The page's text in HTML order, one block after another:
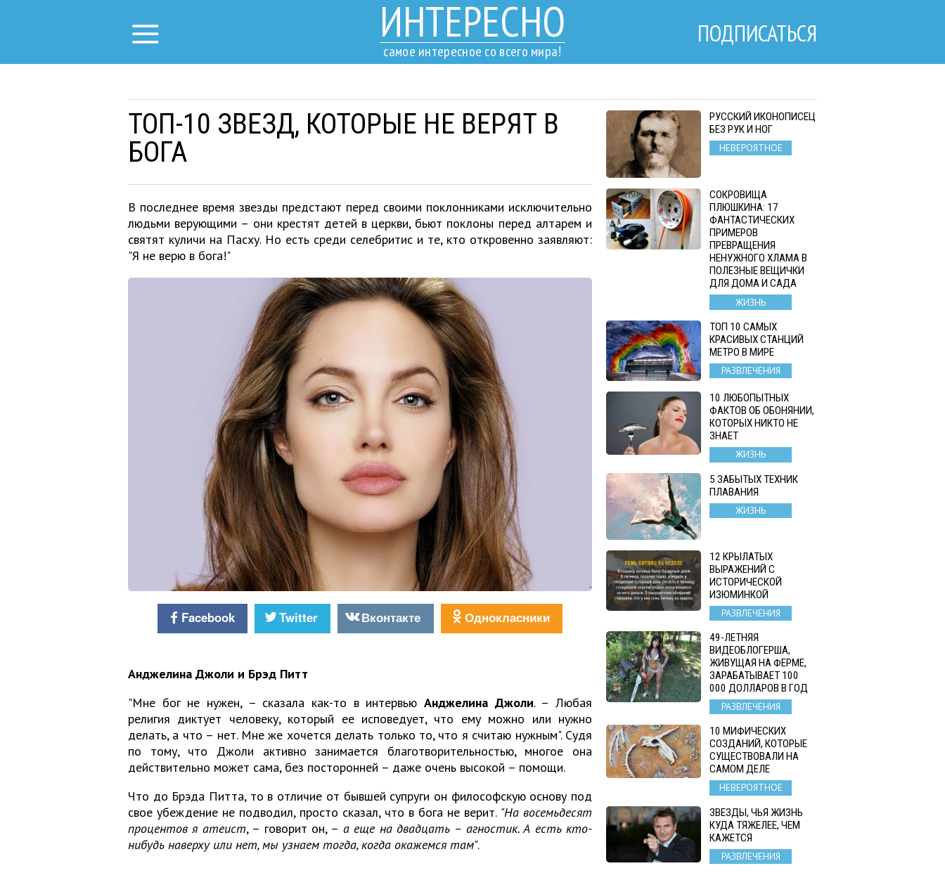
ИНТЕРЕСНО
самое интересное со всего мира!
ПОДПИСАТЬСЯ
ТОП-10 ЗВЕЗД, КОТОРЫЕ НЕ ВЕРЯТ В
БОГА
В последнее время звезды предстают перед своими поклонниками исключительно
людьми верующими – они крестят детей в церкви, бьют поклоны перед алтарем и
святят куличи на Пасху. Но есть среди селебритис и те, кто откровенно заявляют:
"Я не верю в бога!"
Facebook Twitter Вконтакте Однокласники
Анджелина Джоли и Брэд Питт
"Мне бог не нужен, – сказала как-то в интервью Анджелина Джоли. – Любая
религия диктует человеку, который ее исповедует, что ему можно или нужно
делать, а что – нет. Мне же хочется делать только то, что я считаю нужным". Судя
по тому, что Джоли активно занимается благотворительностью, многое она
действительно может сама, без посторонней – даже очень высокой – помощи.
Что до Брэда Питта, то в отличие от бывшей супруги он философскую основу под
свое убеждение не подводил, просто сказал, что в бога не верит. "На восемьдесят
процентов я атеист, – говорит он, – а еще на двадцать – агностик. А есть кто-
нибудь наверху или нет, мы узнаем тогда, когда окажемся там".
РУССКИЙ ИКОНОПИСЕЦ
БЕЗ РУК И НОГ
НЕВЕРОЯТНОЕ
СОКРОВИЩА
ПЛЮШКИНА: 17
ФАНТАСТИЧЕСКИХ
ПРИМЕРОВ
ПРЕВРАЩЕНИЯ
НЕНУЖНОГО ХЛАМА В
ПОЛЕЗНЫЕ ВЕЩИЧКИ
ДЛЯ ДОМА И САДА
ЖИЗНЬ
ТОП 10 САМЫХ
КРАСИВЫХ СТАНЦИЙ
МЕТРО В МИРЕ
РАЗВЛЕЧЕНИЯ
10 ЛЮБОПЫТНЫХ
ФАКТОВ ОБ ОБОНЯНИИ,
КОТОРЫХ НИКТО НЕ
ЗНАЕТ
ЖИЗНЬ
5 ЗАБЫТЫХ ТЕХНИК
ПЛАВАНИЯ
ЖИЗНЬ
12 КРЫЛАТЫХ
ВЫРАЖЕНИЙ С
ИСТОРИЧЕСКОЙ
ИЗЮМИНКОЙ
РАЗВЛЕЧЕНИЯ
49-ЛЕТНЯЯ
ВИДЕОБЛОГЕРША,
ЖИВУЩАЯ НА ФЕРМЕ,
ЗАРАБАТЫВАЕТ 100
000 ДОЛЛАРОВ В ГОД
РАЗВЛЕЧЕНИЯ
10 МИФИЧЕСКИХ
СОЗДАНИЙ, КОТОРЫЕ
СУЩЕСТВОВАЛИ НА
САМОМ ДЕЛЕ
НЕВЕРОЯТНОЕ
ЗВЕЗДЫ, ЧЬЯ ЖИЗНЬ
КУДА ТЯЖЕЛЕЕ, ЧЕМ
КАЖЕТСЯ
РАЗВЛЕЧЕНИЯ